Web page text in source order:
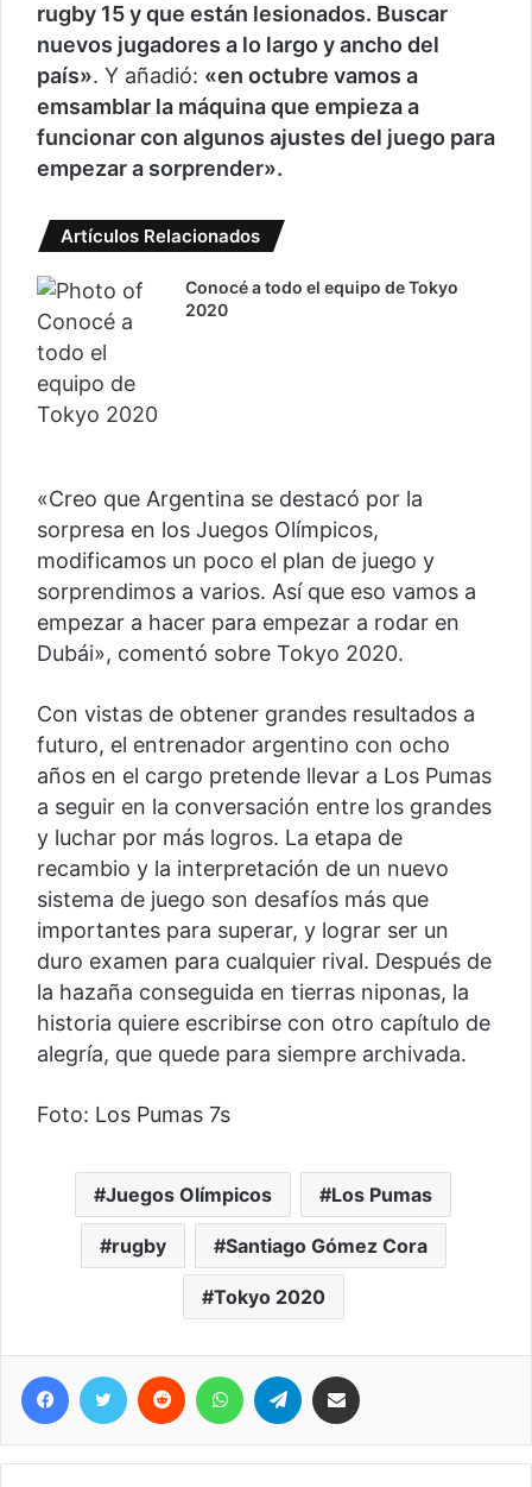
rugby 15 y que están lesionados. Buscar
nuevos jugadores a lo largo y ancho del
país». Y añadió: «en octubre vamos a
emsamblar la máquina que empieza a
funcionar con algunos ajustes del juego para
empezar a sorprender».
Artículos Relacionados
Conocé a todo el equipo de Tokyo
2020
«Creo que Argentina se destacó por la
sorpresa en los Juegos Olímpicos,
modificamos un poco el plan de juego y
sorprendimos a varios. Así que eso vamos a
empezar a hacer para empezar a rodar en
Dubái», comentó sobre Tokyo 2020.
Con vistas de obtener grandes resultados a
futuro, el entrenador argentino con ocho
años en el cargo pretende llevar a Los Pumas
a seguir en la conversación entre los grandes
y luchar por más logros. La etapa de
recambio y la interpretación de un nuevo
sistema de juego son desafíos más que
importantes para superar, y lograr ser un
duro examen para cualquier rival. Después de
la hazaña conseguida en tierras niponas, la
historia quiere escribirse con otro capítulo de
alegría, que quede para siempre archivada.
Foto: Los Pumas 7s
Juegos Olímpicos Los Pumas
rugby Santiago Gómez Cora
Tokyo 2020
Facebook
Twitter Reddit WhatsAppTelegram